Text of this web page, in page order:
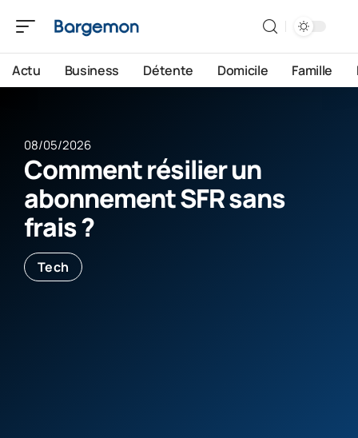
Actu Business Détente Domicile Famille
08/05/2026
Comment résilier un
abonnement SFR sans
frais ?
Tech